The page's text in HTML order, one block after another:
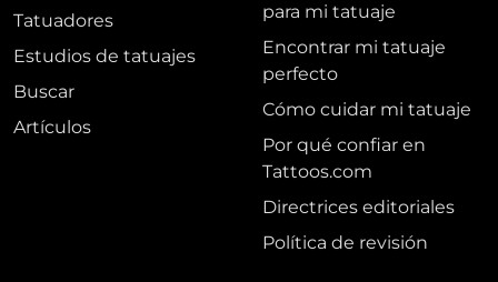
Tatuadores
Estudios de tatuajes
Buscar
Artículos
para mi tatuaje
Encontrar mi tatuaje
perfecto
Cómo cuidar mi tatuaje
Por qué confiar en
Tattoos.com
Directrices editoriales
Política de revisión